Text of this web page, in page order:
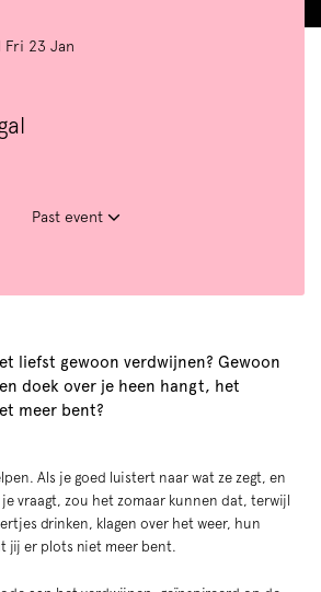
Fri 23 Jan
Past event
liefst gewoon verdwijnen? Gewoon
doek over je heen hangt, het
meer bent?
Als je goed luistert naar wat ze zegt, en
vraagt, zou het zomaar kunnen dat, terwijl
drinken, klagen over het weer, hun
jij er plots niet meer bent.